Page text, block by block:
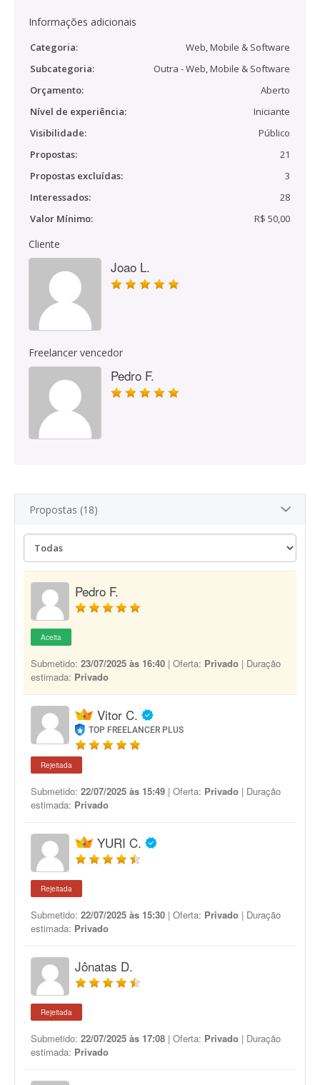
Informações adicionais
Categoria:
Web, Mobile & Software
Subcategoria:
Outra - Web, Mobile & Software
Orçamento:
Aberto
Nível de experiência:
Iniciante
Visibilidade:
Público
Propostas:
21
Propostas excluídas:
3
Interessados:
28
Valor Mínimo:
R$ 50,00
Cliente
Joao L.
Freelancer vencedor
Pedro F.
Propostas (18)
Pedro F.
Aceita
Submetido: 23/07/2025 às 16:40 | Oferta: Privado | Duração
estimada: Privado
Vitor C.
TOP FREELANCER PLUS
Rejeitada
Submetido: 22/07/2025 às 15:49 | Oferta: Privado | Duração
estimada: Privado
YURI C.
Rejeitada
Submetido: 22/07/2025 às 15:30 | Oferta: Privado | Duração
estimada: Privado
Jônatas D.
Rejeitada
Submetido: 22/07/2025 às 17:08 | Oferta: Privado | Duração
estimada: Privado